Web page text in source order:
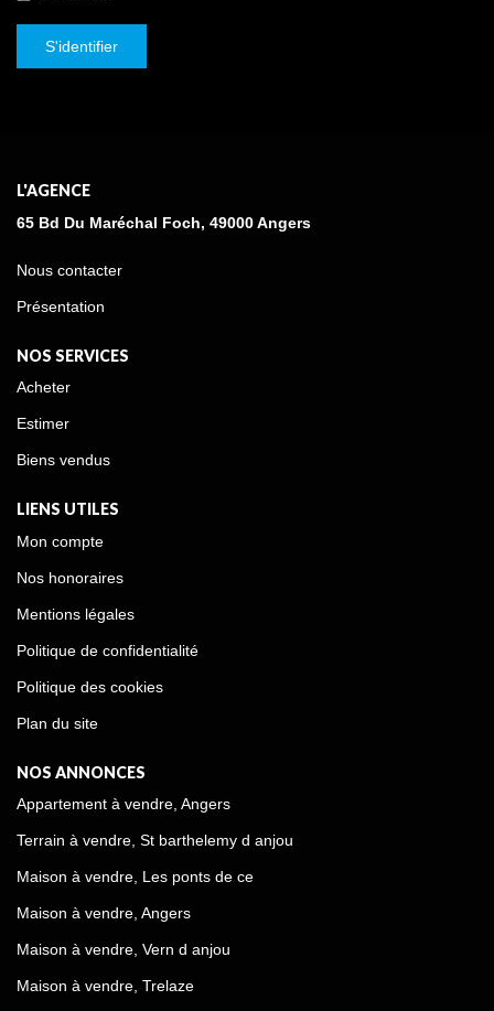
S'identifier
L'AGENCE
65 Bd Du Maréchal Foch, 49000 Angers
Nous contacter
Présentation
NOS SERVICES
Acheter
Estimer
Biens vendus
LIENS UTILES
Mon compte
Nos honoraires
Mentions légales
Politique de confidentialité
Politique des cookies
Plan du site
NOS ANNONCES
Appartement à vendre, Angers
Terrain à vendre, St barthelemy d anjou
Maison à vendre, Les ponts de ce
Maison à vendre, Angers
Maison à vendre, Vern d anjou
Maison à vendre, Trelaze